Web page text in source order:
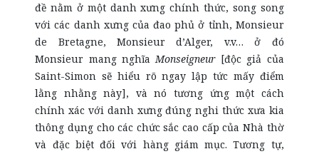
đề nằm ở một danh xưng chính thức, song song
với các danh xưng của đao phủ ở tỉnh, Monsieur
de Bretagne, Monsieur d’Alger, v.v… ở đó
Monsieur mang nghĩaMonseigneur [độc giả của
Saint-Simon sẽ hiểu rõ ngay lập tức mấy điểm
lằng nhằng này], và nó tương ứng một cách
chính xác với danh xưng đúng nghi thức xưa kia
thông dụng cho các chức sắc cao cấp của Nhà thờ
và đặc biệt đối với hàng giám mục. Tương tự,